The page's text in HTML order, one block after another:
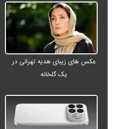
عکس های زیبای هدیه تهرانی در
یک گلخانه